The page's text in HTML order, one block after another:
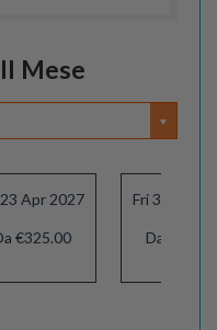
Mese
Apr 2027
€325.00
Fri 30 Apr
Da